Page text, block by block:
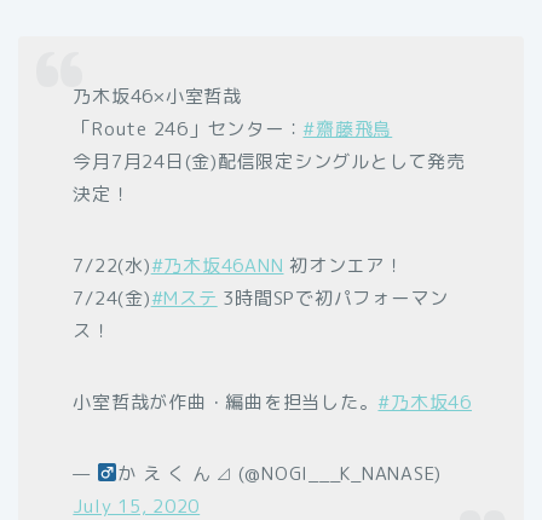
乃木坂46×小室哲哉
「Route 246」センター： #齋藤飛鳥
今月7月24日(金)配信限定シングルとして発売
決定！
7/22(水)#乃木坂46ANN 初オンエア！
7/24(金)#Mステ 3時間SPで初パフォーマン
ス！
小室哲哉が作曲・編曲を担当した。 #乃木坂46
—
か え く ん ⊿ (@NOGI___K_NANASE)
July 15, 2020